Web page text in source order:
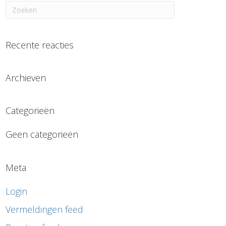
Recente reacties
Archieven
Categorieën
Geen categorieën
Meta
Login
Vermeldingen feed